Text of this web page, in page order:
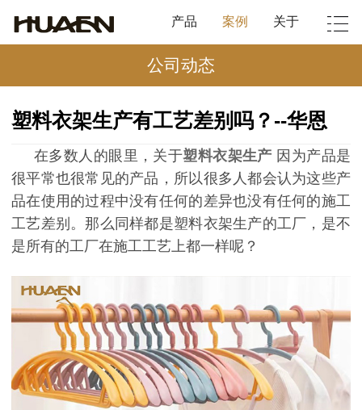
产品 案例 关于
公司动态
塑料衣架生产有工艺差别吗？--华恩
在多数人的眼里，关于塑料衣架生产 因为产品是
很平常也很常见的产品，所以很多人都会认为这些产
品在使用的过程中没有任何的差异也没有任何的施工
工艺差别。那么同样都是塑料衣架生产的工厂，是不
是所有的工厂在施工工艺上都一样呢？